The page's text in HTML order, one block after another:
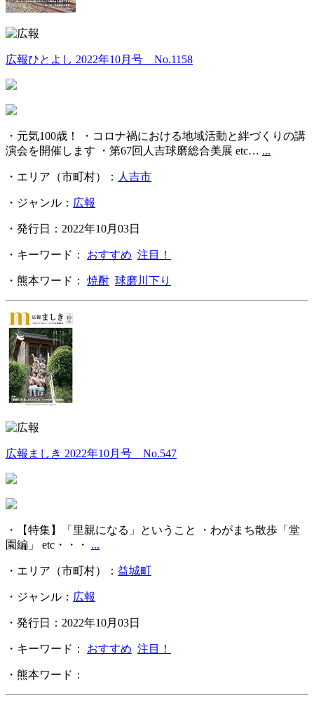
広報ひとよし 2022年10月号 No.1158
・元気100歳！ ・コロナ禍における地域活動と絆づくりの講
演会を開催します ・第67回人吉球磨総合美展 etc… ...
・エリア（市町村）： 人吉市
・ジャンル： 広報
・発行日：2022年10月03日
・キーワード： おすすめ 注目！
・熊本ワード： 焼酎 球磨川下り
広報ましき 2022年10月号 No.547
・【特集】「里親になる」ということ ・わがまち散歩「堂
園編」 etc・・・ ...
・エリア（市町村）： 益城町
・ジャンル： 広報
・発行日：2022年10月03日
・キーワード： おすすめ 注目！
・熊本ワード：